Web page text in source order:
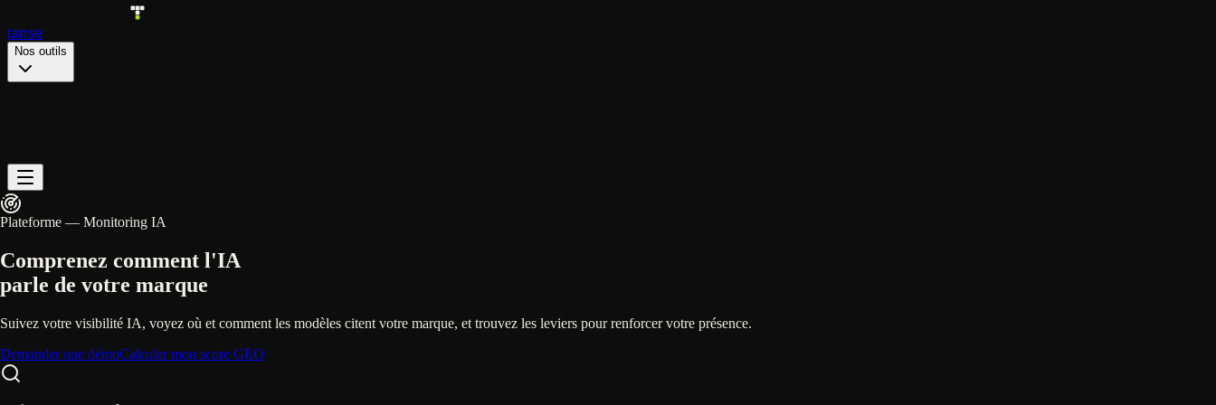
tanse
Nos outils
Plateforme — Monitoring IA
Comprenez comment l'IA
parle de votre marque
Suivez votre visibilité IA, voyez où et comment les modèles citent votre marque, et trouvez les leviers pour renforcer votre présence.
Demander une démoCalculer mon score GEO